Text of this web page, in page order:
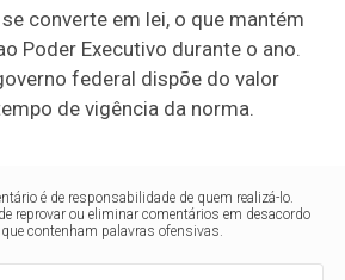
se converte em lei, o que mantém
Poder Executivo durante o ano.
federal dispõe do valor
de vigência da norma.
é de responsabilidade de quem realizá-lo.
reprovar ou eliminar comentários em desacordo
contenham palavras ofensivas.